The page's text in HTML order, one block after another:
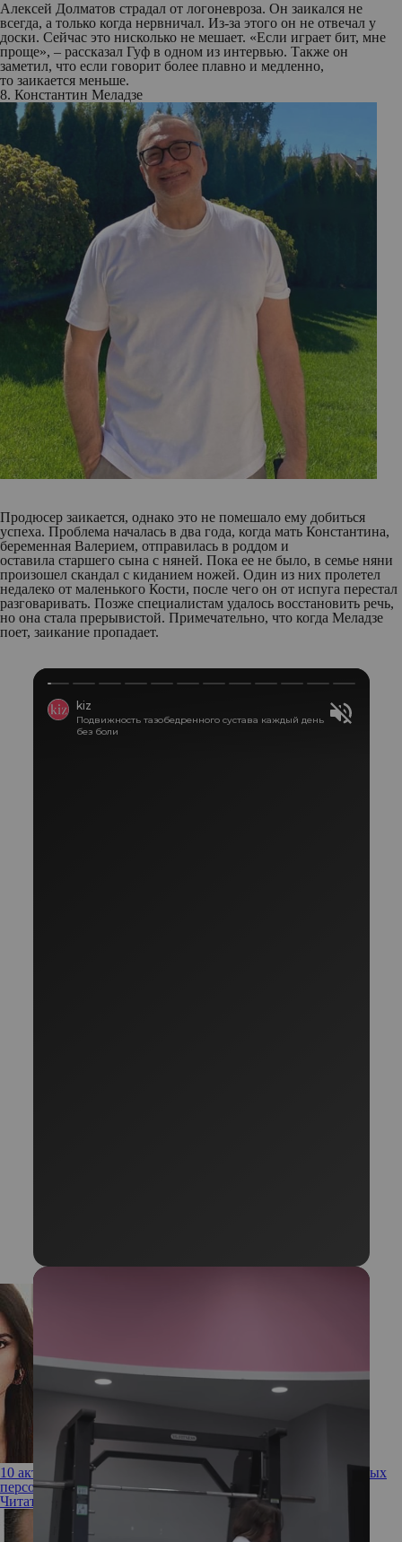
Алексей Долматов страдал от логоневроза. Он заикался не
всегда, а только когда нервничал. Из-за этого он не отвечал у
доски. Сейчас это нисколько не мешает. «Если играет бит, мне
проще», – рассказал Гуф в одном из интервью. Также он
заметил, что если говорит более плавно и медленно,
то заикается меньше.
8. Константин Меладзе
Продюсер заикается, однако это не помешало ему добиться
успеха. Проблема началась в два года, когда мать Константина,
беременная Валерием, отправилась в роддом и
оставила старшего сына с няней. Пока ее не было, в семье няни
произошел скандал с киданием ножей. Один из них пролетел
недалеко от маленького Кости, после чего он от испуга перестал
разговаривать. Позже специалистам удалось восстановить речь,
но она стала прерывистой. Примечательно, что когда Меладзе
поет, заикание пропадает.
10 актрис на второстепенных ролях, которые затмили главных
персонажей
Читать полностью